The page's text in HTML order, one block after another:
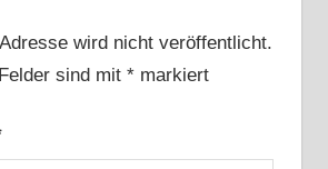
wird nicht veröffentlicht.
sind mit *markiert